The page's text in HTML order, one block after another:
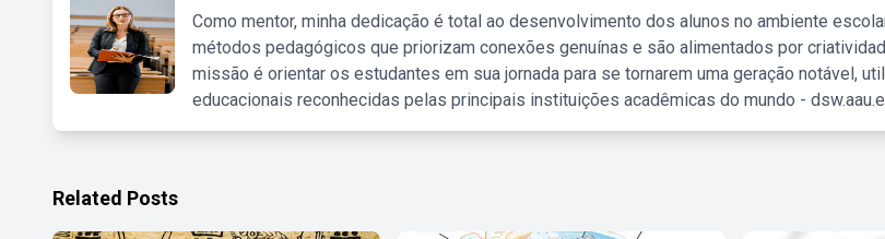
Como mentor, minha dedicação é total ao desenvolvimento dos alunos no ambiente
métodos pedagógicos que priorizam conexões genuínas e são alimentados por
missão é orientar os estudantes em sua jornada para se tornarem uma geração notável,
educacionais reconhecidas pelas principais instituições acadêmicas do mundo -
Related Posts